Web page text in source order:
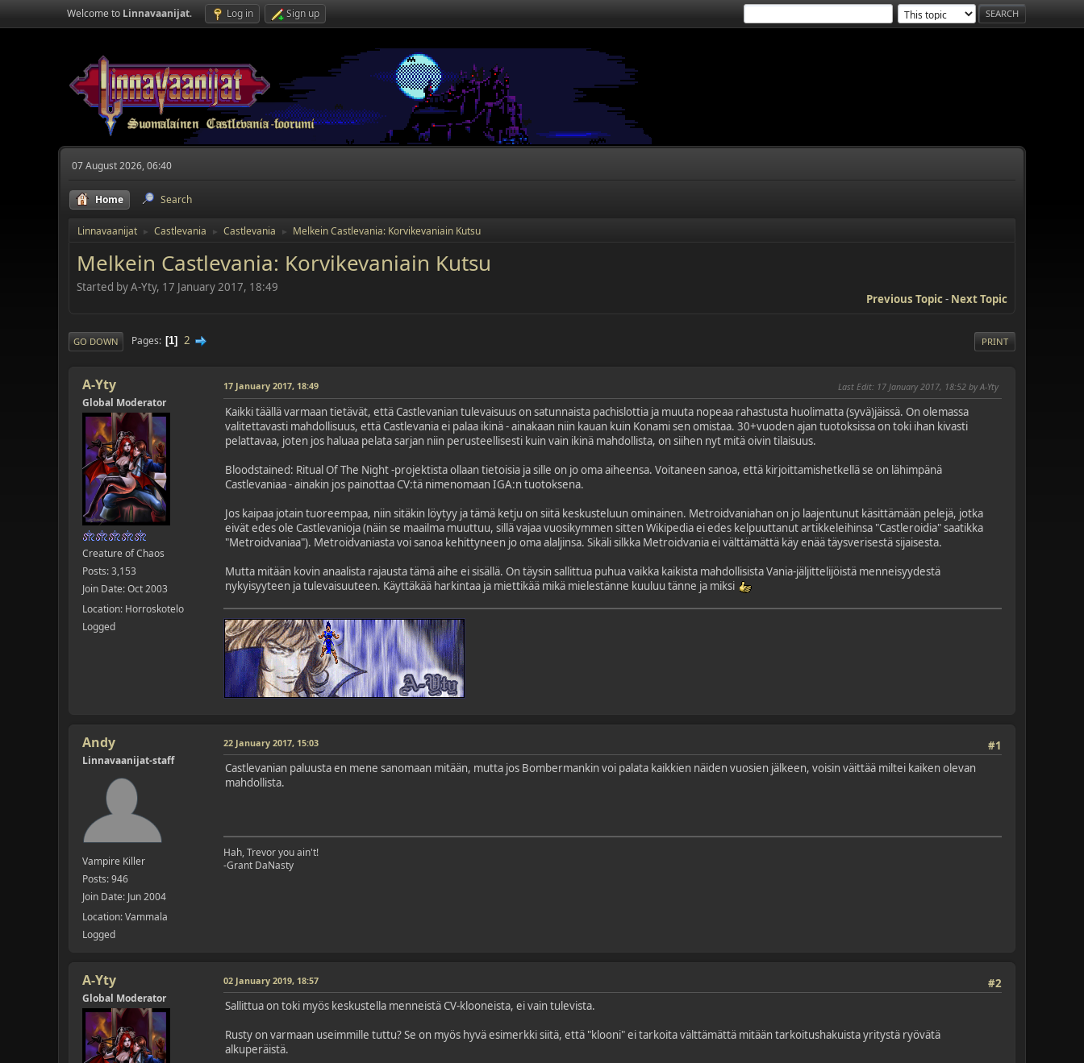
Welcome to Linnavaanijat. Log in Sign up
07 August 2026, 06:40
Home Search
Linnavaanijat ► Castlevania ► Castlevania ► Melkein Castlevania: Korvikevaniain Kutsu
Melkein Castlevania: Korvikevaniain Kutsu
Started by A-Yty, 17 January 2017, 18:49
Previous Topic- Next Topic
PRINT
GO DOWN Pages 1 2
A-Yty
Global Moderator
Creature of Chaos
Posts: 3,153
Join Date: Oct 2003
Location: Horroskotelo
Logged
17 January 2017, 18:49 Last Edit: 17 January 2017, 18:52 by A-Yty
Kaikki täällä varmaan tietävät, että Castlevanian tulevaisuus on satunnaista pachislottia ja muuta nopeaa rahastusta huolimatta (syvä)jäissä. On olemassa
valitettavasti mahdollisuus, että Castlevania ei palaa ikinä - ainakaan niin kauan kuin Konami sen omistaa. 30+vuoden ajan tuotoksissa on toki ihan kivasti
pelattavaa, joten jos haluaa pelata sarjan niin perusteellisesti kuin vain ikinä mahdollista, on siihen nyt mitä oivin tilaisuus.
Bloodstained: Ritual Of The Night -projektista ollaan tietoisia ja sille on jo oma aiheensa. Voitaneen sanoa, että kirjoittamishetkellä se on lähimpänä
Castlevaniaa - ainakin jos painottaa CV:tä nimenomaan IGA:n tuotoksena.
Jos kaipaa jotain tuoreempaa, niin sitäkin löytyy ja tämä ketju on siitä keskusteluun ominainen. Metroidvaniahan on jo laajentunut käsittämään pelejä, jotka
eivät edes ole Castlevanioja (näin se maailma muuttuu, sillä vajaa vuosikymmen sitten Wikipedia ei edes kelpuuttanut artikkeleihinsa "Castleroidia" saatikka
"Metroidvaniaa"). Metroidvaniasta voi sanoa kehittyneen jo oma alaljinsa. Sikäli silkka Metroidvania ei välttämättä käy enää täysverisestä sijaisesta.
Mutta mitään kovin anaalista rajausta tämä aihe ei sisällä. On täysin sallittua puhua vaikka kaikista mahdollisista Vania-jäljittelijöistä menneisyydestä
nykyisyyteen ja tulevaisuuteen. Käyttäkää harkintaa ja miettikää mikä mielestänne kuuluu tänne ja miksi
Andy
Linnavaanijat-staff
Vampire Killer
Posts: 946
Join Date: Jun 2004
Location: Vammala
Logged
#1
22 January 2017, 15:03
Castlevanian paluusta en mene sanomaan mitään, mutta jos Bombermankin voi palata kaikkien näiden vuosien jälkeen, voisin väittää miltei kaiken olevan
mahdollista.
Hah, Trevor you ain't!
-Grant DaNasty
A-Yty
Global Moderator
#2
02 January 2019, 18:57
Sallittua on toki myös keskustella menneistä CV-klooneista, ei vain tulevista.
Rusty on varmaan useimmille tuttu? Se on myös hyvä esimerkki siitä, että "klooni" ei tarkoita välttämättä mitään tarkoitushakuista yritystä ryövätä
alkuperäistä.